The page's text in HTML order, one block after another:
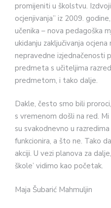
promijeniti u školstvu.
ocjenjivanja” iz 2009.
učenika – nova pedagoška
ukidanju zaključivanja
nepravedne izjednačenosti
predmeta s učiteljima
predmetom, i tako dalje.
Dakle, često smo bili
s vremenom došli na red.
su svakodnevno u
funkcionira, a što ne. Tako
akciji. U vezi planova za
škole’ vidimo kao početak.
Maja Šubarić Mahmuljin